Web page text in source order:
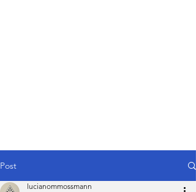
Post
lucianommossmann